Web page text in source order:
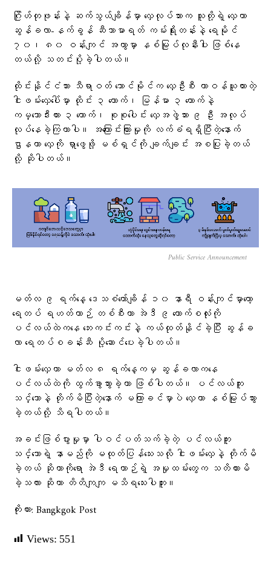
ဂြိုဟ်တုဖုန်းနဲ့ ဆက်သွယ်ချိန်မှာ လှေလုပ်သားက သူတို့ရဲ့ လှေဟာ
ဆွန်ခလာ-နက်ခွန် ဆီသာမာရတ် ကမ်းရိုးတန်းနဲ့ ရေမိုင်
၇၀၊ ၈၀ ဝန်းကျင် အကွာမှာ နစ်မြုပ်လုနီးပါး ဖြစ်နေ
တယ်လို့ သတင်းပို့ခဲ့ပါတယ်။
ထိုင်းနိုင်ငံသား သီရာဝတ် သောင်မိုင်က လှေဦးစီး တာဝန်ယူထားတဲ့
ငါးဖမ်းလှေပေါ်မှာ ထိုင်း ၃ ယောက်၊ မြန်မာ ၃ ယောက်နဲ့
ကမ္ဘောဒီးယား ၃ ယောက်၊ စုစုပေါင်း လှေအဖွဲ့သား ၉ ဦး အလုပ်
လုပ်နေခဲ့ကြတာပါ။ အကြောင်းကြားမှုကို လက်ခံရရှိပြီးတဲ့နောက်
ဌာနဟာ လှေကို ရှာဖွေဖို့ မစ်ရှင်ကို ချက်ချင်း အစပြုခဲ့တယ်
လို့ ဆိုပါတယ်။
Public Service Announcement
မတ်လ ၉ ရက်နေ့ ဒေသစံတော်ချိန် ၁၀ နာရီ ဝန်းကျင်မှာတော့
ရေတပ် ရဟတ်ယာဉ် တစ်စီးဟာ အဲဒီ ၉ ယောက်စလုံးကို
ပင်လယ်ထဲကနေ ဘေးကင်းကင်းနဲ့ ကယ်ထုတ်နိုင်ခဲ့ပြီး ဆွန်ခ
လာ ရေတပ်စခန်းဆီ ပို့ဆောင်ပေးခဲ့ပါတယ်။
ငါးဖမ်းလှေဟာ မတ်လ ၈ ရက်နေ့ကမှ ဆွန်ခလာကနေ
ပင်လယ်ထဲကို ထွက်ခွာသွားခဲ့တာ ဖြစ်ပါတယ်။ ပင်လယ်ကူး
သင်္ဘောနဲ့ တိုက်မိပြီးတဲ့နောက် မကြာခင်မှာပဲ လှေဟာ နစ်မြုပ်သွား
ခဲ့တယ်လို့ သိရပါတယ်။
အခင်းဖြစ်ပွားမှုမှာ ပါဝင်ပတ်သက်ခဲ့တဲ့ ပင်လယ်ကူး
သင်္ဘောရဲ့ နာမည်ကို မထုတ်ပြန်သေးသလို ငါးဖမ်းလှေနဲ့ တိုက်မိ
ခဲ့တယ် ဆိုတာကိုရော အဲဒီ ရေယာဉ်ရဲ့ အမှုထမ်းတွေက သတိထားမိ
ခဲ့သလား ဆိုတာ တိတိကျကျ မသိရသေးပါဘူး။
ကိုးကား: Bangkgok Post
Views: 551